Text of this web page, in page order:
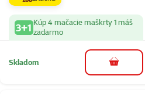
3+1 Kúp 4 mačacie maškrty 1 máš
zadarmo
Skladom do košíka